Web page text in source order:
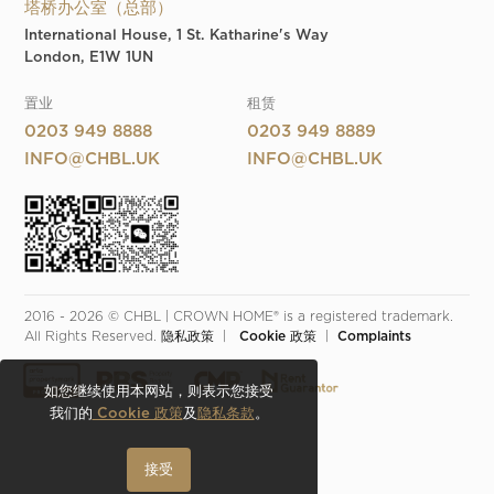
塔桥办公室（总部）
International House, 1 St. Katharine's Way
London, E1W 1UN
置业
0203 949 8888
INFO@CHBL.UK
租赁
0203 949 8889
INFO@CHBL.UK
2016 - 2026 © CHBL | CROWN HOME® is a registered trademark.
All Rights Reserved. 隐私政策 Cookie 政策
  |
Complaints
如您继续使用本网站，则表示您接受
我们的 Cookie 政策及 隐私条款。
接受